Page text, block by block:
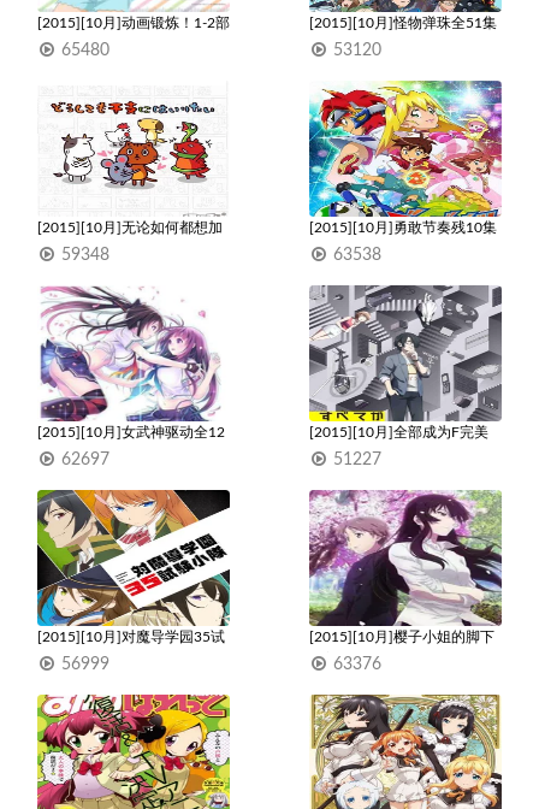
[2015][10月]动画锻炼！1-2部
全24集65480
[2015][10月]怪物弹珠全51集
+SP 53120
[2015][10月]无论如何都想加
入生肖全13集
59348
[2015][10月]勇敢节奏残10集
63538
[2015][10月]女武神驱动全12
集
62697
[2015][10月]全部成为F完美
的内幕全11集
51227
[2015][10月]对魔导学园35试
验小队全12集
56999
[2015][10月]樱子小姐的脚下
埋着尸体全12集
63376